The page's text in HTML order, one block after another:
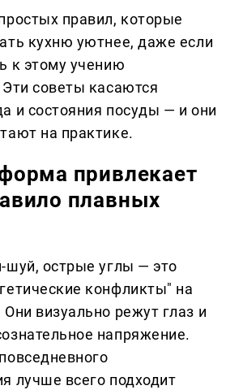
правил, которые
кухню уютнее, даже если
к этому учению
советы касаются
и состояния посуды — и они
на практике.
привлекает
плавных
шуй, острые углы — это
конфликты" на
визуально режут глаз и
напряжение.
лучше всего подходит